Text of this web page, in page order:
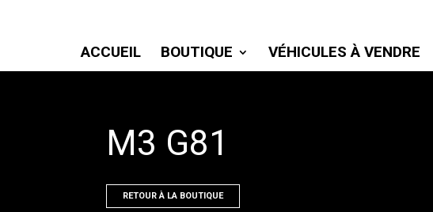
ACCUEIL BOUTIQUE VÉHICULES À VENDRE
M3 G81
RETOUR À LA BOUTIQUE